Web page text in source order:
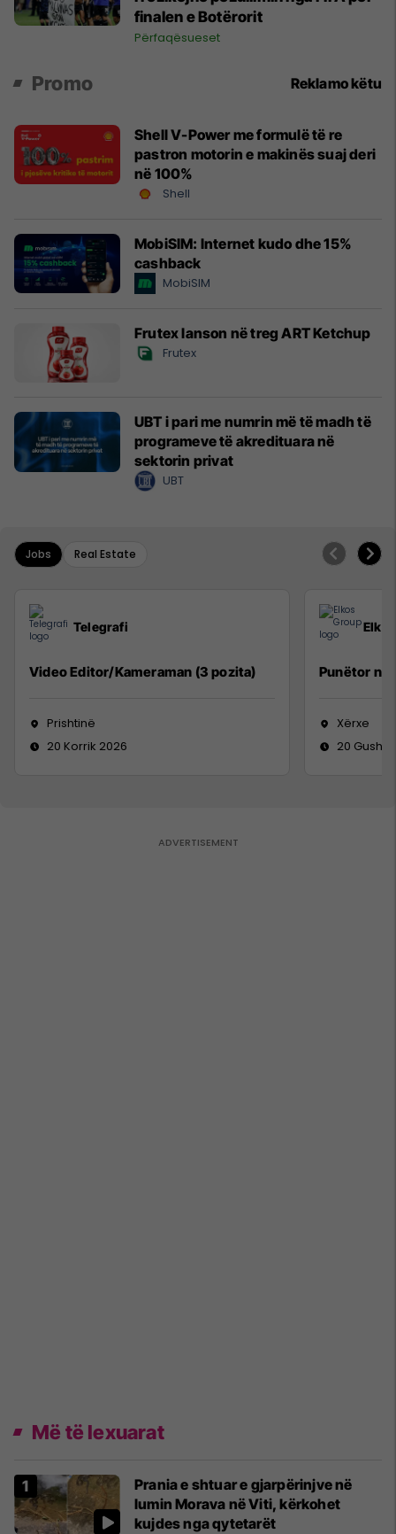
finalen e Botërorit
Përfaqësueset
Promo Reklamo këtu
Shell V-Power me formulë të re
pastron motorin e makinës suaj deri
në 100%
Shell
MobiSIM: Internet kudo dhe 15%
cashback
MobiSIM
Frutex lanson në treg ART Ketchup
Frutex
UBT i pari me numrin më të madh të
programeve të akredituara në
sektorin privat
UBT
Jobs Real Estate
Telegrafi
Video Editor/Kameraman (3 pozita)
Prishtinë
20 Korrik 2026
Punëtor në
Xërxe
20 Gusht
Më të lexuarat
Prania e shtuar e gjarpërinjve në
lumin Morava në Viti, kërkohet
kujdes nga qytetarët